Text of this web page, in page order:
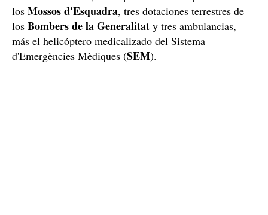
los Mossos d'Esquadra, tres dotaciones terrestres de
los Bombers de la Generalitat y tres ambulancias,
más el helicóptero medicalizado del Sistema
d'Emergències Mèdiques (SEM).